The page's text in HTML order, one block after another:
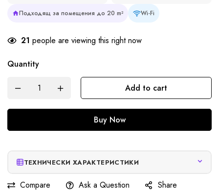
Подходящ за помещения до 20 m² Wi-Fi
21 people are viewing this right now
Quantity
Add to cart
Buy Now
ТЕХНИЧЕСКИ ХАРАКТЕРИСТИКИ
Compare Ask a Question Share